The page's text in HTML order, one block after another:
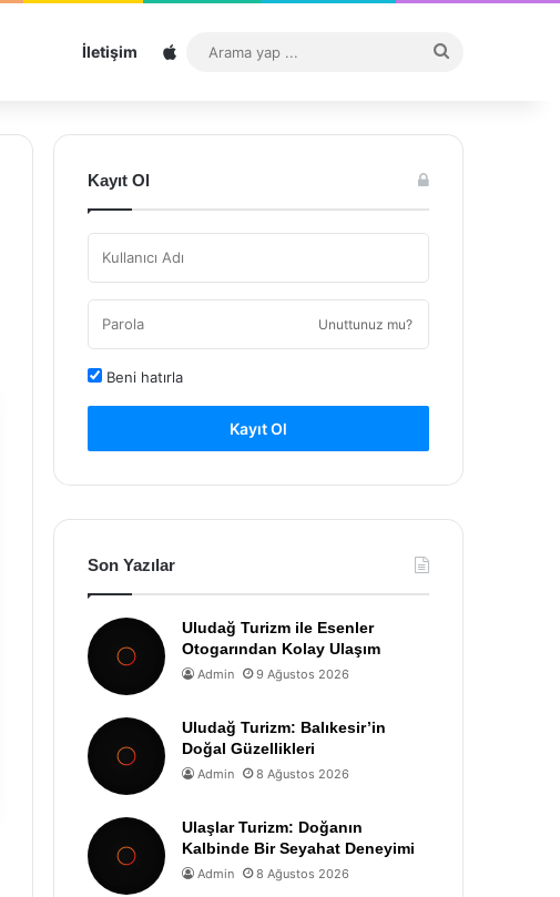
İletişim Sitemap
...
Kayıt Ol
Unuttunuz mu?
Beni hatırla
Kayıt Ol
Son Yazılar
Uludağ Turizm ile Esenler
Otogarından Kolay Ulaşım
Admin 9 Ağustos 2026
Uludağ Turizm: Balıkesir’in
Doğal Güzellikleri
Admin 8 Ağustos 2026
Ulaşlar Turizm: Doğanın
Kalbinde Bir Seyahat Deneyimi
Admin 8 Ağustos 2026